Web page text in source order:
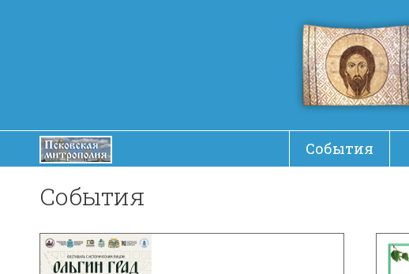
События
События